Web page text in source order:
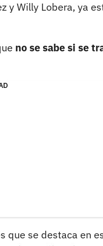
y Willy Lobera, ya
no se sabe si se
que se destaca en